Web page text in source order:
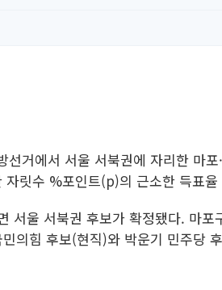
거에서 서울 서북권에 자리한 마
릿수 %포인트(p)의 근소한 득표
서울 서북권 후보가 확정됐다. 마
의힘 후보(현직)와 박운기 민주당